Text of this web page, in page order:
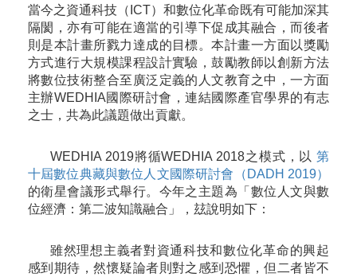
當今之資通科技（ICT）和數位化革命既有可能加深其
隔閡，亦有可能在適當的引導下促成其融合，而後者
則是本計畫所戮力達成的目標。本計畫一方面以獎勵
方式進行大規模課程設計實驗，鼓勵教師以創新方法
將數位技術整合至廣泛定義的人文教育之中，一方面
主辦WEDHIA國際研討會，連結國際產官學界的有志
之士，共為此議題做出貢獻。
WEDHIA 2019將循WEDHIA 2018之模式，以 第
十屆數位典藏與數位人文國際研討會（DADH 2019）
的衛星會議形式舉行。今年之主題為「數位人文與數
位經濟：第二波知識融合」，玆說明如下：
雖然理想主義者對資通科技和數位化革命的興起
感到期待，然懷疑論者則對之感到恐懼，但二者皆不